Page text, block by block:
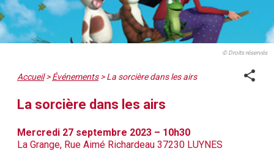
© Droits réservés
Accueil>Événements>La sorcière dans les airs share
La sorcière dans les airs
Mercredi 27 septembre 2023 – 10h30
La Grange, Rue Aimé Richardeau 37230 LUYNES